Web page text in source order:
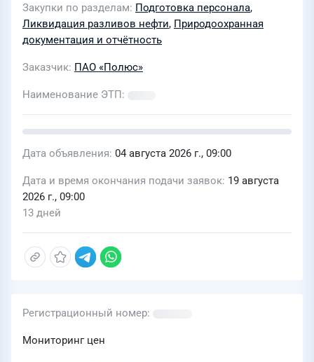
АО «Полюс Логистика»
Закупки по разделам Подготовка персонала,
Ликвидация разливов нефти, Природоохранная
документация и отчётность
Заказчик ПАО «Полюс»
Наименование ЭТП
Дата объявления 04 августа 2026 г., 09:00
Дата и время окончания подачи заявок 19 августа
2026 г., 09:00
13 дней
Регистрационный номер
Мониторинг цен